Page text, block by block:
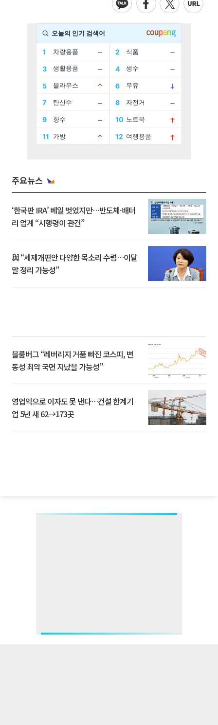
주요뉴스
‘한국판 IRA’ 베일 벗었지만…반도체·배터
리 업계 “시행령이 관건”
與 “세제개편안 다양한 목소리 수렴…이달
말 정리 가능성”
블룸버그 “레버리지 거품 빠진 코스피, 변
동성 최악 국면 지났을 가능성”
영업익으로 이자도 못 낸다…건설 한계기
업 5년 새 62→173곳